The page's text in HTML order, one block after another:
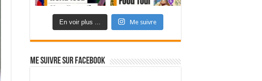
En voir plus ... Me suivre
Me suivre sur Facebook